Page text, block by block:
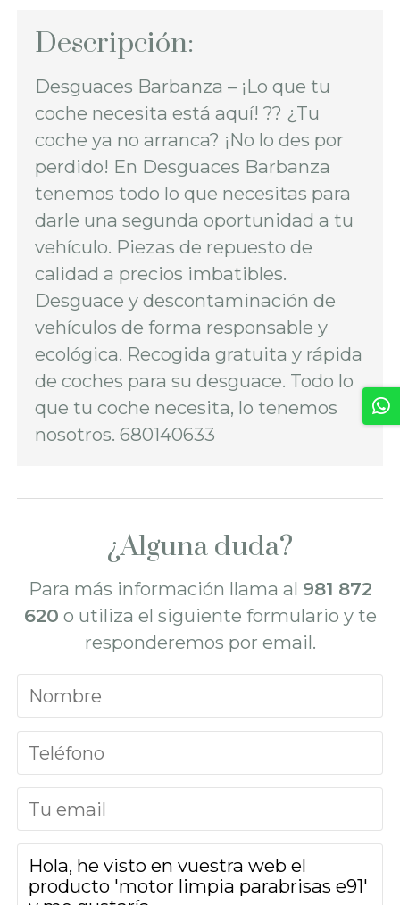
Descripción:
Desguaces Barbanza – ¡Lo que tu
coche necesita está aquí! ?? ¿Tu
coche ya no arranca? ¡No lo des por
perdido! En Desguaces Barbanza
tenemos todo lo que necesitas para
darle una segunda oportunidad a tu
vehículo. Piezas de repuesto de
calidad a precios imbatibles.
Desguace y descontaminación de
vehículos de forma responsable y
ecológica. Recogida gratuita y rápida
de coches para su desguace. Todo lo
que tu coche necesita, lo tenemos
nosotros. 680140633
¿Alguna duda?
Para más información llama al 981 872
620 o utiliza el siguiente formulario y te
responderemos por email.